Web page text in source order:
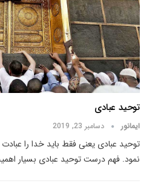
توحید عبادی
ایمانور دسامبر 23, 2019
توحید عبادی یعنی فقط باید خدا را
نمود. فهم درست توحید عبادی بسیار